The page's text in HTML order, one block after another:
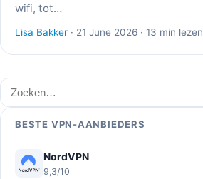
wifi, tot…
Lisa Bakker · 21 June 2026 · 13 min lezen
Zoeken
BESTE VPN-AANBIEDERS
NordVPN
9,3/10